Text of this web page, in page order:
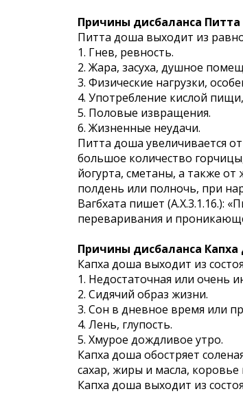
Причины дисбаланса
Питта доша выходит из
1. Гнев, ревность.
2. Жара, засуха, душное
3. Физические нагрузки,
4. Употребление кислой
5. Половые извращения.
6. Жизненные неудачи.
Питта доша увеличивается
большое количество
йогурта, сметаны, а также
полдень или полночь, при
Вагбхата пишет (А.Х.3.1.16.):
переваривания и
Причины дисбаланса
Капха доша выходит из
1. Недостаточная или очень
2. Сидячий образ жизни.
3. Сон в дневное время или
4. Лень, глупость.
5. Хмурое дождливое утро.
Капха доша обостряет
сахар, жиры и масла,
Капха доша выходит из